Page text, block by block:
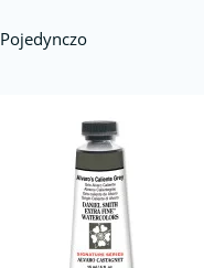
Pojedynczo